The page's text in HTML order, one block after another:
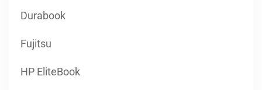
Durabook
Fujitsu
HP EliteBook